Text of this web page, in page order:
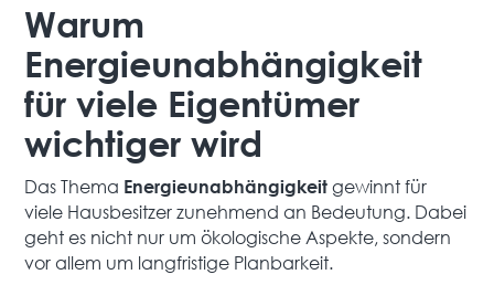
Warum
Energieunabhängigkeit
für viele Eigentümer
wichtiger wird
Das Thema Energieunabhängigkeit gewinnt für
viele Hausbesitzer zunehmend an Bedeutung. Dabei
geht es nicht nur um ökologische Aspekte, sondern
vor allem um langfristige Planbarkeit.